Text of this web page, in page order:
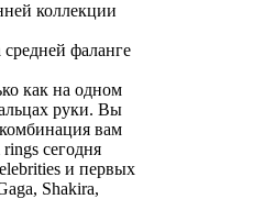
коллекции
фаланге
как на одном
руки. Вы
вам
сегодня
и первых
Shakira,